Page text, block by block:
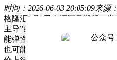
时间：2026-06-03 20:05:09来源
格隆汇6月3日｜据国元期货，
主导”的新阶段。展望后市，在
能弹性不足的双重约束下，即
也可能低于市场预期，这将进